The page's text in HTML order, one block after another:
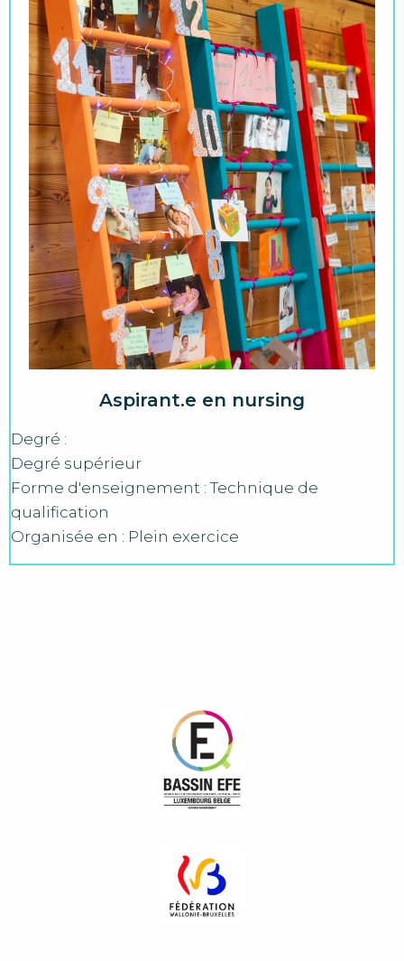
Aspirant.e en nursing
Degré :
Degré supérieur
Forme d'enseignement : Technique de
qualification
Organisée en : Plein exercice